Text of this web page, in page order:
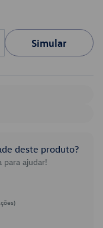
Simular
deste produto?
para ajudar!